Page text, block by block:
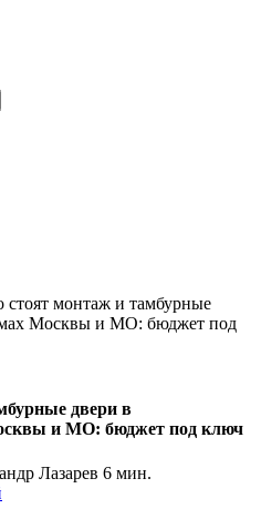
стоят монтаж и тамбурные
Москвы и МО: бюджет под
двери в
и МО: бюджет под ключ
Лазарев 6 мин.